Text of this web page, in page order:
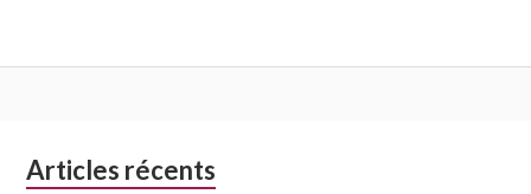
Colonne
Articles récents